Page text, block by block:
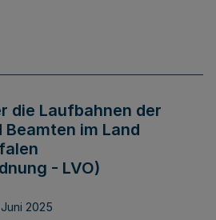
die Laufbahnen der
im Land
- LVO)
2025